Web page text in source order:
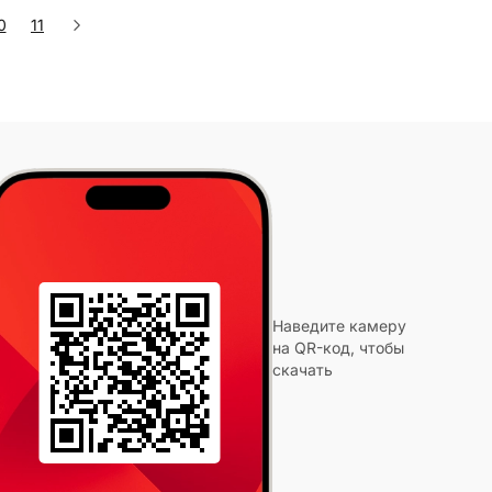
11
Наведите камеру
на QR-код, чтобы
скачать